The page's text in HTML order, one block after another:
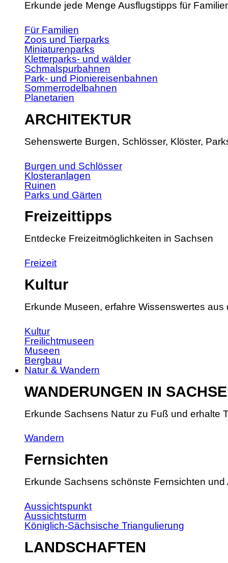
Erkunde jede Menge Ausflugstipps für
Für Familien
Zoos und Tierparks
Miniaturenparks
Kletterparks- und wälder
Schmalspurbahnen
Park- und Pioniereisenbahnen
Sommerrodelbahnen
Planetarien
ARCHITEKTUR
Sehenswerte Burgen, Schlösser, Klöster,
Burgen und Schlösser
Klosteranlagen
Ruinen
Parks und Gärten
Freizeittipps
Entdecke Freizeitmöglichkeiten in Sachsen
Freizeit
Kultur
Erkunde Museen, erfahre Wissenswertes
Kultur
Freilichtmuseen
Museen
Bergbau
Natur & Wandern
WANDERUNGEN IN
Erkunde Sachsens Natur zu Fuß und erhalte
Wandern
Fernsichten
Erkunde Sachsens schönste Fernsichten und
Aussichtspunkt
Aussichtsturm
Königlich-Sächsische Triangulierung
LANDSCHAFTEN